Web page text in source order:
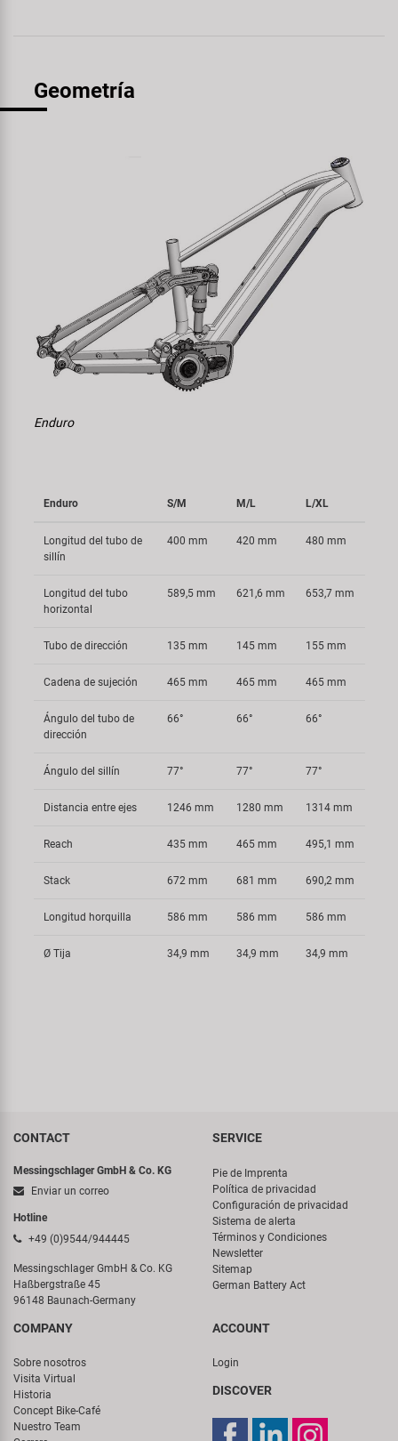
Geometría
Enduro
Enduro S/M M/L L/XL
Longitud del tubo de
sillín
400 mm 420 mm 480 mm
Longitud del tubo
horizontal
589,5 mm 621,6 mm 653,7 mm
Tubo de dirección 135 mm 145 mm 155 mm
Cadena de sujeción 465 mm 465 mm 465 mm
Ángulo del tubo de
dirección
66° 66° 66°
Ángulo del sillín 77° 77° 77°
Distancia entre ejes 1246 mm 1280 mm 1314 mm
Reach 435 mm 465 mm 495,1 mm
Stack 672 mm 681 mm 690,2 mm
Longitud horquilla 586 mm 586 mm 586 mm
Ø Tija 34,9 mm 34,9 mm 34,9 mm
CONTACT
Messingschlager GmbH & Co. KG
Enviar un correo
Hotline
+49 (0)9544/944445
Messingschlager GmbH & Co. KG
Haßbergstraße 45
96148 Baunach-Germany
SERVICE
Pie de Imprenta
Política de privacidad
Configuración de privacidad
Sistema de alerta
Términos y Condiciones
Newsletter
Sitemap
German Battery Act
COMPANY
Sobre nosotros
Visita Virtual
Historia
Concept Bike-Café
Nuestro Team
ACCOUNT
Login
DISCOVER